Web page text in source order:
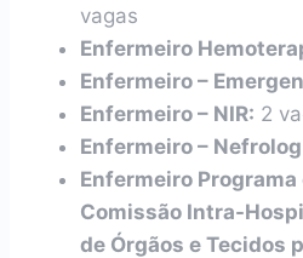
vagas
Enfermeiro
Enfermeiro –
Enfermeiro – NIR: 2
Enfermeiro –
Enfermeiro
Comissão Intra-
de Órgãos e Tecidos